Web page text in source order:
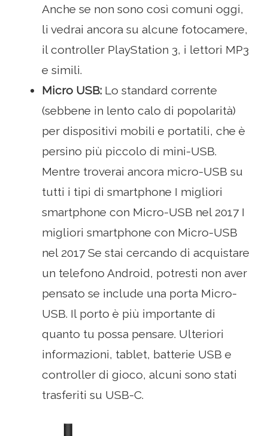
Anche se non sono così comuni oggi,
li vedrai ancora su alcune fotocamere,
il controller PlayStation 3, i lettori MP3
e simili.
Micro USB: Lo standard corrente
(sebbene in lento calo di popolarità)
per dispositivi mobili e portatili, che è
persino più piccolo di mini-USB.
Mentre troverai ancora micro-USB su
tutti i tipi di smartphone I migliori
smartphone con Micro-USB nel 2017 I
migliori smartphone con Micro-USB
nel 2017 Se stai cercando di acquistare
un telefono Android, potresti non aver
pensato se include una porta Micro-
USB. Il porto è più importante di
quanto tu possa pensare. Ulteriori
informazioni, tablet, batterie USB e
controller di gioco, alcuni sono stati
trasferiti su USB-C.